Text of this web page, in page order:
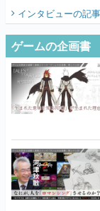
インタビューの記
ゲームの企画書